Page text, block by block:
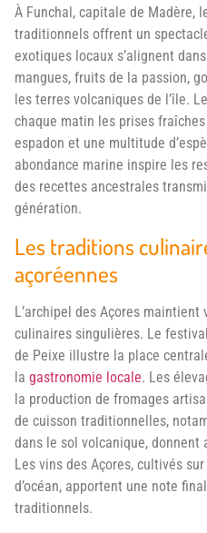
À Funchal, capitale de Madère,
traditionnels offrent un
exotiques locaux s’alignent
mangues, fruits de la passion,
les terres volcaniques de l’île.
chaque matin les prises
espadon et une multitude
abondance marine inspire les
des recettes ancestrales
génération.
Les traditions
açoréennes
L’archipel des Açores
culinaires singulières. Le
de Peixe illustre la place
la gastronomie locale. Les
la production de fromages
de cuisson traditionnelles,
dans le sol volcanique, donnent
Les vins des Açores, cultivés
d’océan, apportent une note
traditionnels.